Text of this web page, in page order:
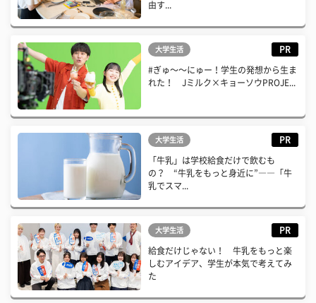
由す...
大学生活 PR
#ぎゅ〜〜にゅー！学生の発想から生ま
れた！ Jミルク×キョーソウPROJE...
大学生活 PR
「牛乳」は学校給食だけで飲むも
の？ “牛乳をもっと身近に”――「牛
乳でスマ...
大学生活 PR
給食だけじゃない！ 牛乳をもっと楽
しむアイデア、学生が本気で考えてみ
た